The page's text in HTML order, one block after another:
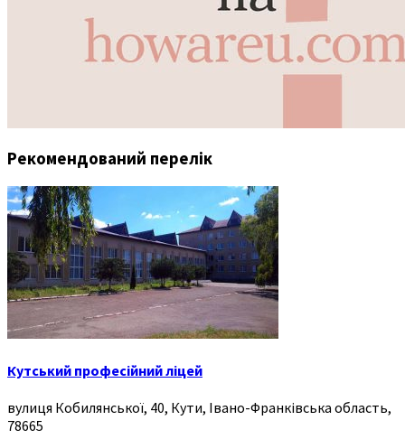
Рекомендований перелік
Кутський професійний ліцей
вулиця Кобилянської, 40, Кути, Івано-Франківська область,
78665